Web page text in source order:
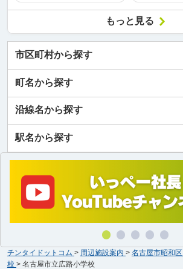
もっと見る
市区町村から探す
町名から探す
沿線名から探す
駅名から探す
チンタイドットコム > 周辺施設案内 > 名古屋市昭和区
校 > 名古屋市立広路小学校